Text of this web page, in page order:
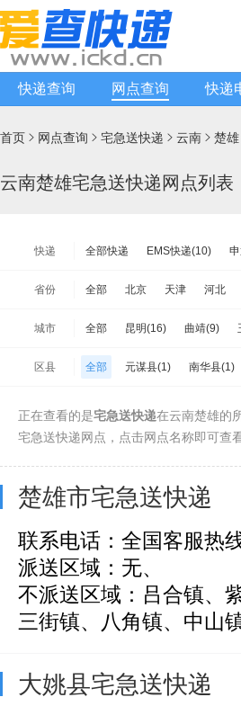
快递查询 网点查询 快递
首页  网点查询  宅急送快递  云南  楚雄
云南楚雄宅急送快递网点列表
快递 全部快递 EMS快递(10)
增益快递(1) 安能物流(13)
百世快运(4) 佳吉快运(2)
省份 全部 北京 天津 河北
台湾省 香港 澳门
城市 全部 昆明(16) 曲靖(9)
临沧(8)
怒江(6)
区县 全部 元谋县(1) 南华县(1)
正在查看的是宅急送快递在云南楚雄的
宅急送快递网点，点击网点名称即可查
楚雄市宅急送快递
联系电话：全国客服热
派送区域：无、
不派送区域：吕合镇、
三街镇、八角镇、中山
大姚县宅急送快递